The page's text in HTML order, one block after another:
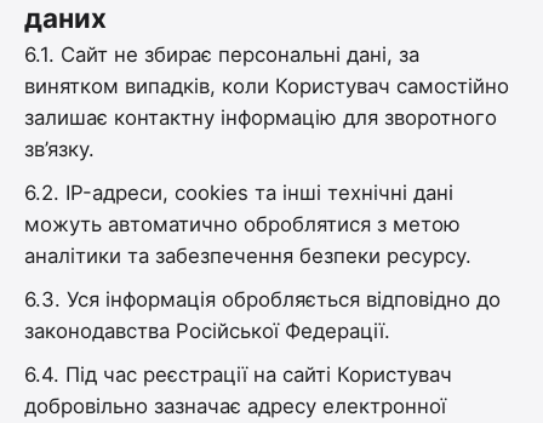
даних
6.1. Сайт не збирає персональні дані, за
винятком випадків, коли Користувач самостійно
залишає контактну інформацію для зворотного
зв’язку.
6.2. IP-адреси, cookies та інші технічні дані
можуть автоматично оброблятися з метою
аналітики та забезпечення безпеки ресурсу.
6.3. Уся інформація обробляється відповідно до
законодавства Російської Федерації.
6.4. Під час реєстрації на сайті Користувач
добровільно зазначає адресу електронної